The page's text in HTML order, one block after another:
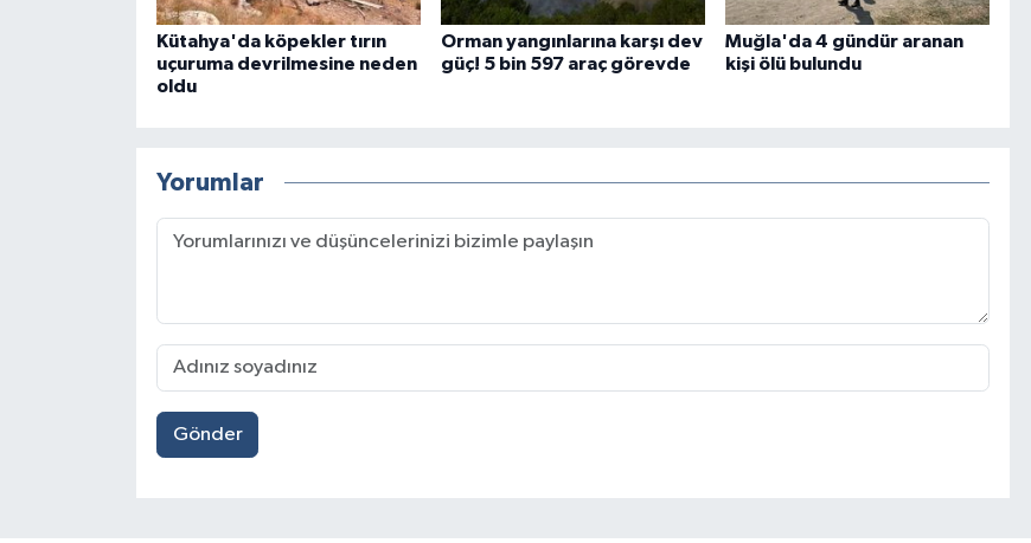
Kütahya'da köpekler tırın
uçuruma devrilmesine neden
oldu
Orman yangınlarına karşı dev
güç! 5 bin 597 araç görevde
Muğla'da 4 gündür aranan
kişi ölü bulundu
Yorumlar
Gönder